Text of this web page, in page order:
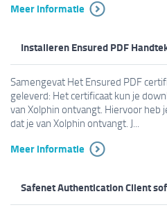
Meer informatie
Installeren Ensured PDF
Samengevat Het Ensured PDF
geleverd: Het certificaat kun je
van Xolphin ontvangt. Hiervoor heb
dat je van Xolphin ontvangt. J...
Meer informatie
Safenet Authentication Client